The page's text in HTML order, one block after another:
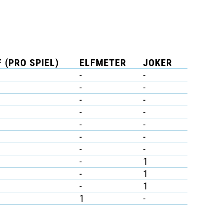
(PRO SPIEL) ELFMETER
JOKER
-
-
-
-
-
-
-
-
-
-
-
-
-
-
-
1
-
1
-
1
1
-